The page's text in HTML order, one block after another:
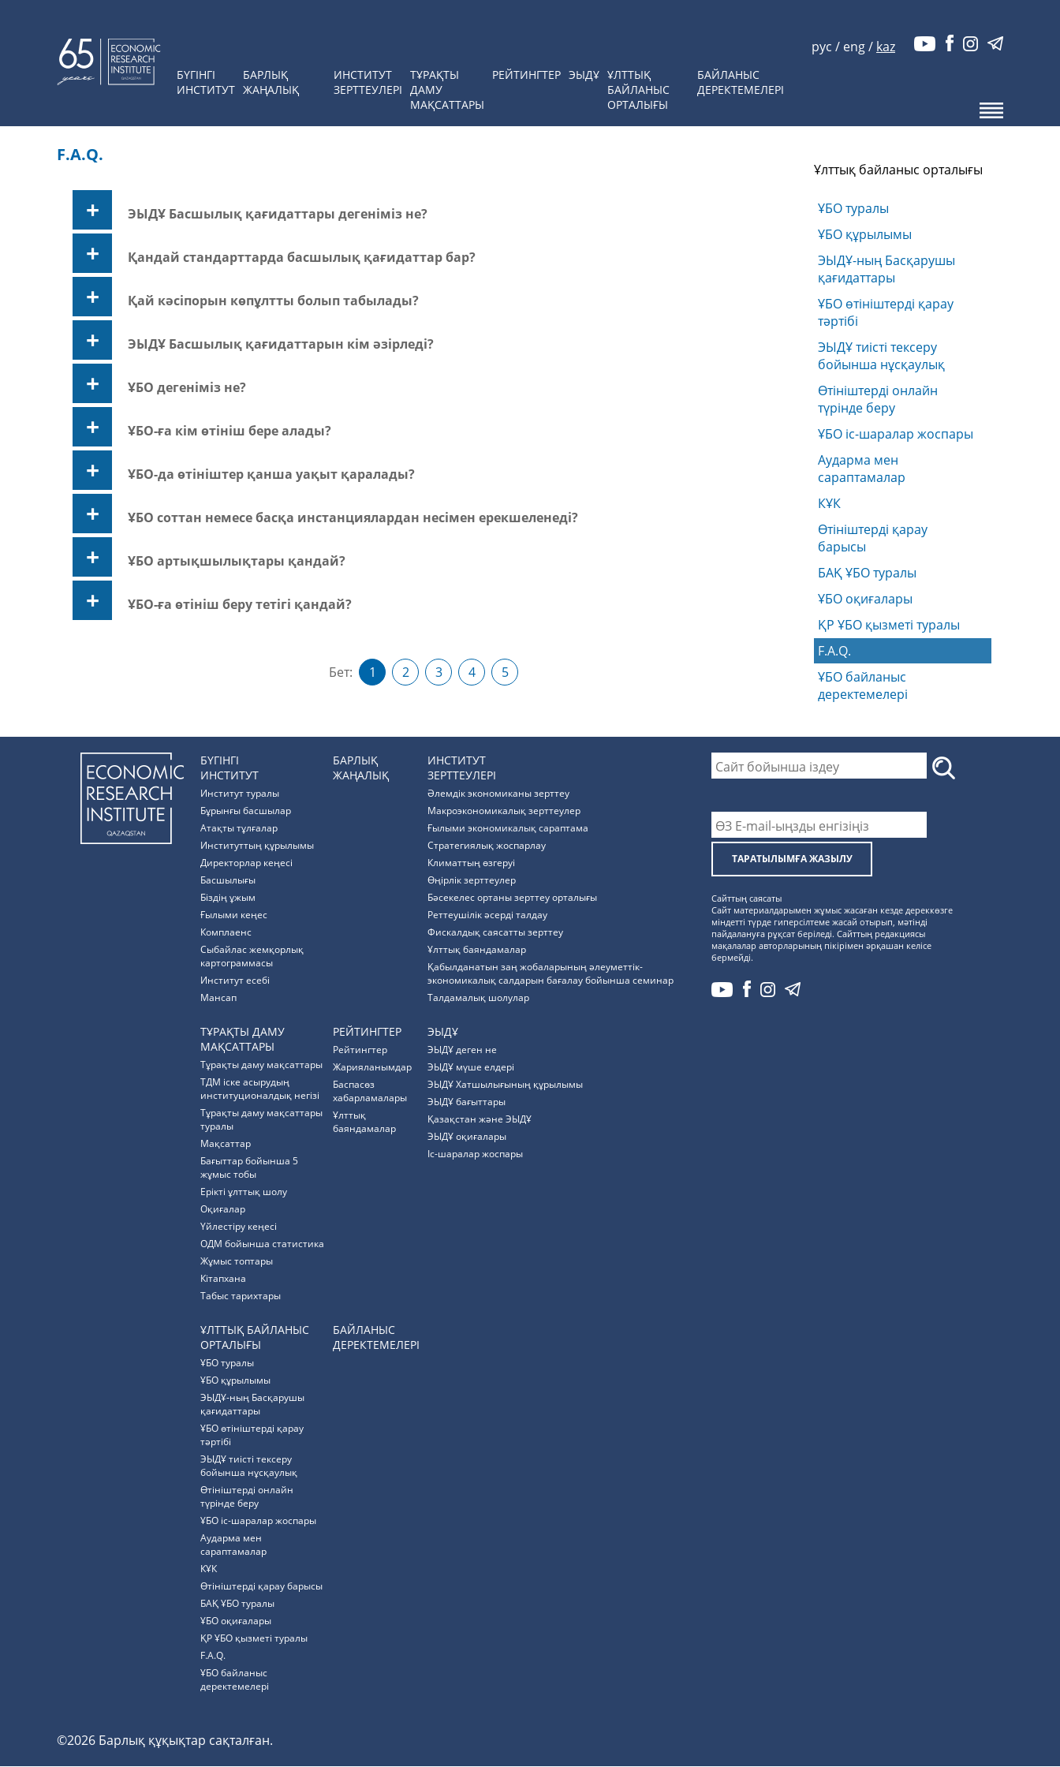
БҮГІНГІ
ИНСТИТУТ
БАРЛЫҚ
ЖАҢАЛЫҚ
ИНСТИТУТ
ЗЕРТТЕУЛЕРІ
ТҰРАҚТЫ
ДАМУ
МАҚСАТТАРЫ
РЕЙТИНГТЕР ЭЫДҰ ҰЛТТЫҚ
БАЙЛАНЫС
ОРТАЛЫҒЫ
БАЙЛАНЫС
ДЕРЕКТЕМЕЛЕРІ
рус / eng/ kaz
F.A.Q.
ЭЫДҰ Басшылық қағидаттары дегеніміз не?
Қандай стандарттарда басшылық қағидаттар бар?
Қай кәсіпорын көпұлтты болып табылады?
ЭЫДҰ Басшылық қағидаттарын кім әзірледі?
ҰБО дегеніміз не?
ҰБО-ға кім өтініш бере алады?
ҰБО-да өтініштер қанша уақыт қаралады?
ҰБО соттан немесе басқа инстанциялардан несімен ерекшеленеді?
ҰБО артықшылықтары қандай?
ҰБО-ға өтініш беру тетігі қандай?
Бет: 1 2 3 4 5
Ұлттық байланыс орталығы
ҰБО туралы
ҰБО құрылымы
ЭЫДҰ-ның Басқарушы
қағидаттары
ҰБО өтініштерді қарау
тәртібі
ЭЫДҰ тиісті тексеру
бойынша нұсқаулық
Өтініштерді онлайн
түрінде беру
ҰБО іс-шаралар жоспары
Аударма мен
сараптамалар
КҰК
Өтініштерді қарау
барысы
БАҚ ҰБО туралы
ҰБО оқиғалары
ҚР ҰБО қызметі туралы
F.A.Q.
ҰБО байланыс
деректемелерi
БҮГІНГІ
ИНСТИТУТ
Институт туралы
Бұрынғы басшылар
Атақты тұлғалар
Институттың құрылымы
Директорлар кеңесі
Басшылығы
Біздің ұжым
Ғылыми кеңес
Комплаенс
Cыбайлас жемқорлық
картограммасы
Институт есебі
Мансап
БАРЛЫҚ
ЖАҢАЛЫҚ
ИНСТИТУТ
ЗЕРТТЕУЛЕРІ
Әлемдік экономиканы зерттеу
Макроэкономикалық зерттеулер
Ғылыми экономикалық сараптама
Стратегиялық жоспарлау
Климаттың өзгеруі
Өңірлік зерттеулер
Бәсекелес ортаны зерттеу орталығы
Реттеушілік әсерді талдау
Фискалдық саясатты зерттеу
Ұлттық баяндамалар
Қабылданатын заң жобаларының әлеуметтік-
экономикалық салдарын бағалау бойынша семинар
Талдамалық шолулар
ТҰРАҚТЫ ДАМУ
МАҚСАТТАРЫ
Тұрақты даму мақсаттары
ТДМ іске асырудың
институционалдық негізі
Тұрақты даму мақсаттары
туралы
Мақсаттар
Бағыттар бойынша 5
жұмыс тобы
Ерікті ұлттық шолу
Оқиғалар
Үйлестіру кеңесі
ОДМ бойынша статистика
Жұмыс топтары
Кітапхана
Табыс тарихтары
РЕЙТИНГТЕР
Рейтингтер
Жарияланымдар
Баспасөз
хабарламалары
Ұлттық
баяндамалар
ЭЫДҰ
ЭЫДҰ деген не
ЭЫДҰ мүше елдері
ЭЫДҰ Хатшылығының құрылымы
ЭЫДҰ бағыттары
Қазақстан және ЭЫДҰ
ЭЫДҰ оқиғалары
Іс-шаралар жоспары
ҰЛТТЫҚ БАЙЛАНЫС
ОРТАЛЫҒЫ
ҰБО туралы
ҰБО құрылымы
ЭЫДҰ-ның Басқарушы
қағидаттары
ҰБО өтініштерді қарау
тәртібі
ЭЫДҰ тиісті тексеру
бойынша нұсқаулық
Өтініштерді онлайн
түрінде беру
ҰБО іс-шаралар жоспары
Аударма мен
сараптамалар
КҰК
Өтініштерді қарау барысы
БАҚ ҰБО туралы
ҰБО оқиғалары
ҚР ҰБО қызметі туралы
F.A.Q.
ҰБО байланыс
деректемелерi
БАЙЛАНЫС
ДЕРЕКТЕМЕЛЕРІ
ТАРАТЫЛЫМҒА ЖАЗЫЛУ
Сайттың саясаты
Сайт материалдарымен жұмыс жасаған кезде дереккөзге
міндетті түрде гиперсілтеме жасай отырып, мәтінді
пайдалануға рұқсат беріледі. Сайттың редакциясы
мақалалар авторларының пікірімен әрқашан келісе
бермейді.
©2026 Барлық құқықтар сақталған.